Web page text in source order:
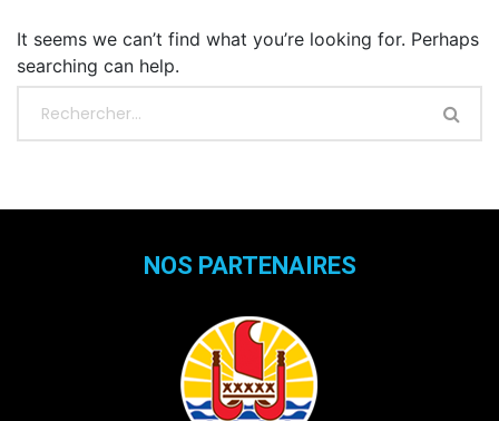
It seems we can’t find what you’re looking for. Perhaps
searching can help.
NOS PARTENAIRES